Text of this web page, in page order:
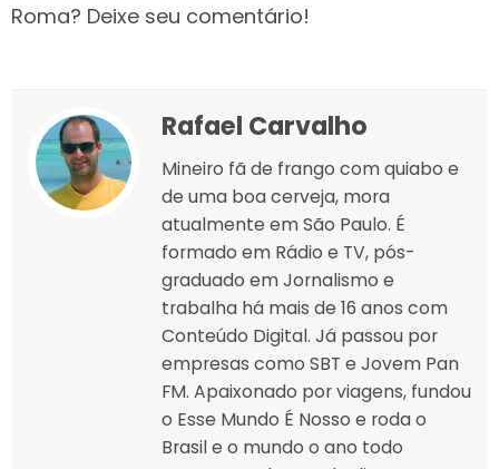
Roma? Deixe seu comentário!
Rafael Carvalho
Mineiro fã de frango com quiabo e
de uma boa cerveja, mora
atualmente em São Paulo. É
formado em Rádio e TV, pós-
graduado em Jornalismo e
trabalha há mais de 16 anos com
Conteúdo Digital. Já passou por
empresas como SBT e Jovem Pan
FM. Apaixonado por viagens, fundou
o Esse Mundo É Nosso e roda o
Brasil e o mundo o ano todo